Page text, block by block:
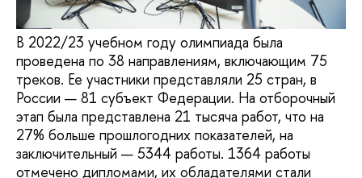
В 2022/23 учебном году олимпиада была
проведена по 38 направлениям, включающим 75
треков. Ее участники представляли 25 стран, в
России — 81 субъект Федерации. На отборочный
этап была представлена 21 тысяча работ, что на
27% больше прошлогодних показателей, на
заключительный — 5344 работы. 1364 работы
отмечено дипломами, их обладателями стали